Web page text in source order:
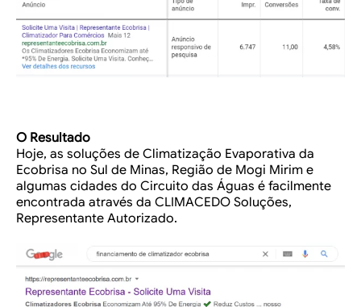
O Resultado
Hoje, as soluções de Climatização Evaporativa da
Ecobrisa no Sul de Minas, Região de Mogi Mirim e
algumas cidades do Circuito das Águas é facilmente
encontrada através da CLIMACEDO Soluções,
Representante Autorizado.